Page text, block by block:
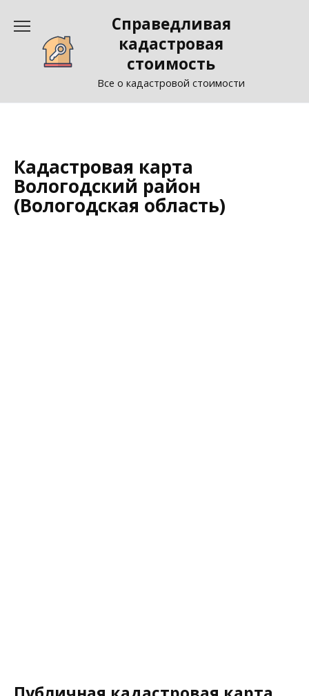
содержанию
Справедливая
кадастровая
стоимость
Все о кадастровой стоимости
Кадастровая карта
Вологодский район
(Вологодская область)